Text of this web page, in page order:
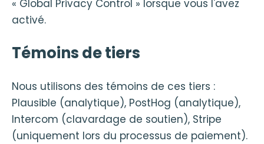
« Global Privacy Control » lorsque vous l'avez
activé.
Témoins de tiers
Nous utilisons des témoins de ces tiers :
Plausible (analytique), PostHog (analytique),
Intercom (clavardage de soutien), Stripe
(uniquement lors du processus de paiement).